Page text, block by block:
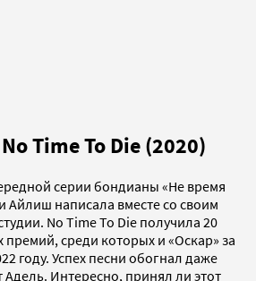
Time To Die (2020)
серии бондианы «Не время
Айлиш написала вместе со своим
No Time To Die получила 20
премий, среди которых и «Оскар» за
году. Успех песни обогнал даже
Адель. Интересно, принял ли этот